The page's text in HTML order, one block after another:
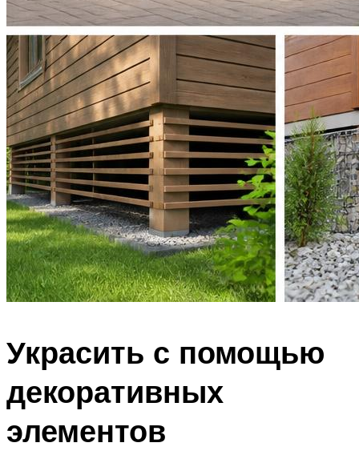
Украсить с помощью
декоративных
элементов